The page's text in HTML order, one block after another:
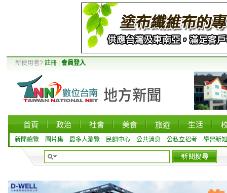
新使用者? 註冊 會員登入
首頁 政治 社會 美食 旅遊 生活
新聞總覽 圖片集 最多人瀏覽 民調中心 公共消息 公私立招考 學習新知